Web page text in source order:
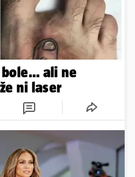
bole… ali ne
ni laser